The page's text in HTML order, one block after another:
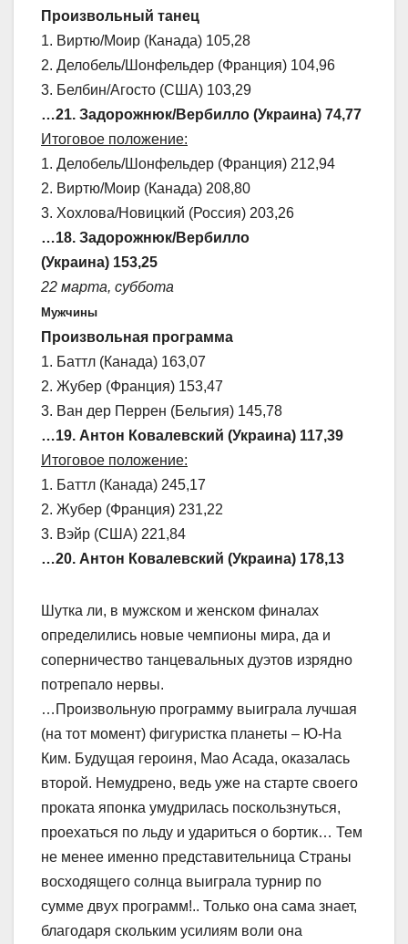
Произвольный танец
1. Виртю/Моир (Канада) 105,28
2. Делобель/Шонфельдер (Франция) 104,96
3. Белбин/Агосто (США) 103,29
…21. Задорожнюк/Вербилло (Украина) 74,77
Итоговое положение:
1. Делобель/Шонфельдер (Франция) 212,94
2. Виртю/Моир (Канада) 208,80
3. Хохлова/Новицкий (Россия) 203,26
…18. Задорожнюк/Вербилло
(Украина) 153,25
22 марта, суббота
Мужчины
Произвольная программа
1. Баттл (Канада) 163,07
2. Жубер (Франция) 153,47
3. Ван дер Перрен (Бельгия) 145,78
…19. Антон Ковалевский (Украина) 117,39
Итоговое положение:
1. Баттл (Канада) 245,17
2. Жубер (Франция) 231,22
3. Вэйр (США) 221,84
…20. Антон Ковалевский (Украина) 178,13
Шутка ли, в мужском и женском финалах
определились новые чемпионы мира, да и
соперничество танцевальных дуэтов изрядно
потрепало нервы.
…Произвольную программу выиграла лучшая
(на тот момент) фигуристка планеты – Ю-На
Ким. Будущая героиня, Мао Асада, оказалась
второй. Немудрено, ведь уже на старте своего
проката японка умудрилась поскользнуться,
проехаться по льду и удариться о бортик… Тем
не менее именно представительница Страны
восходящего солнца выиграла турнир по
сумме двух программ!.. Только она сама знает,
благодаря скольким усилиям воли она